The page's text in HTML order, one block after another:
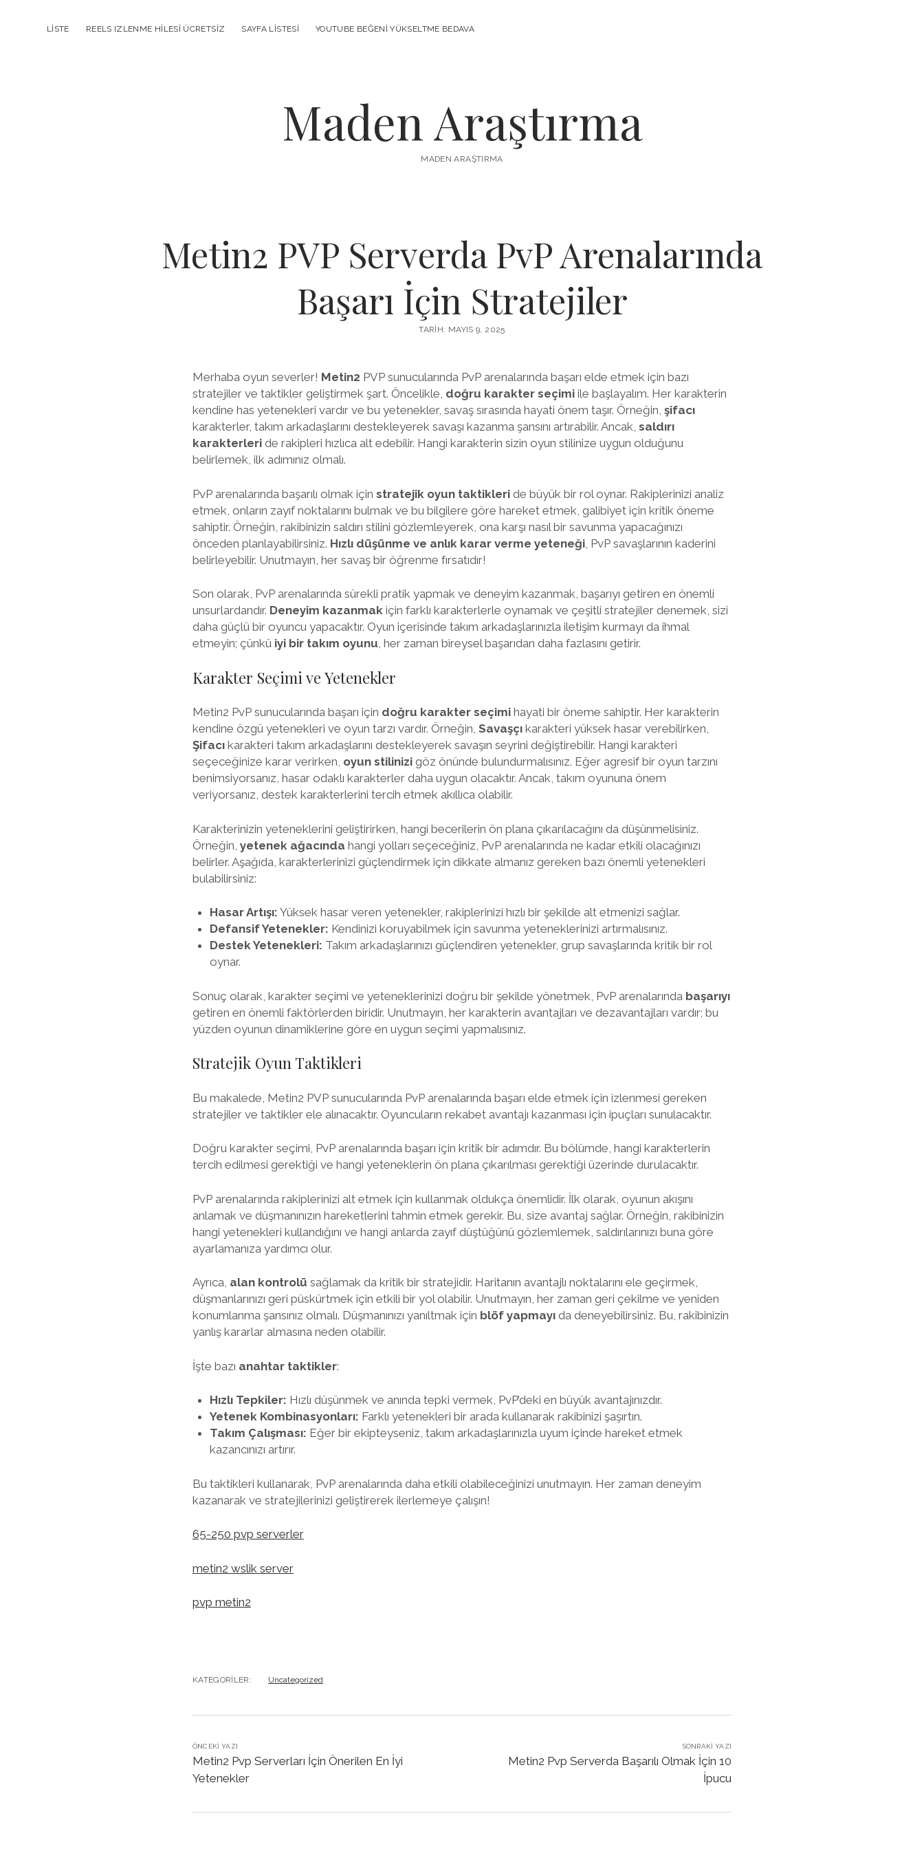
LISTE REELS IZLENME HILESI ÜCRETSIZ SAYFA LISTESI YOUTUBE BEĞENI YÜKSELTME BEDAVA
Maden Araştırma
MADEN ARAŞTIRMA
Metin2 PVP Serverda PvP Arenalarında
Başarı İçin Stratejiler
TARIH: MAYIS 9, 2025
Merhaba oyun severler! Metin2 PVP sunucularında PvP arenalarında başarı elde etmek için bazı
stratejiler ve taktikler geliştirmek şart. Öncelikle, doğru karakter seçimiile başlayalım. Her karakterin
kendine has yetenekleri vardır ve bu yetenekler, savaş sırasında hayati önem taşır. Örneğin, şifacı
karakterler, takım arkadaşlarını destekleyerek savaşı kazanma şansını artırabilir. Ancak, saldırı
karakterleride rakipleri hızlıca alt edebilir. Hangi karakterin sizin oyun stilinize uygun olduğunu
belirlemek, ilk adımınız olmalı.
PvP arenalarında başarılı olmak için stratejik oyun taktikleride büyük bir rol oynar. Rakiplerinizi analiz
etmek, onların zayıf noktalarını bulmak ve bu bilgilere göre hareket etmek, galibiyet için kritik öneme
sahiptir. Örneğin, rakibinizin saldırı stilini gözlemleyerek, ona karşı nasıl bir savunma yapacağınızı
önceden planlayabilirsiniz. Hızlı düşünme ve anlık karar verme yeteneği, PvP savaşlarının kaderini
belirleyebilir. Unutmayın, her savaş bir öğrenme fırsatıdır!
Son olarak, PvP arenalarında sürekli pratik yapmak ve deneyim kazanmak, başarıyı getiren en önemli
unsurlardandır. Deneyim kazanmakiçin farklı karakterlerle oynamak ve çeşitli stratejiler denemek, sizi
daha güçlü bir oyuncu yapacaktır. Oyun içerisinde takım arkadaşlarınızla iletişim kurmayı da ihmal
etmeyin; çünkü iyi bir takım oyunu, her zaman bireysel başarıdan daha fazlasını getirir.
Karakter Seçimi ve Yetenekler
Metin2 PvP sunucularında başarı için doğru karakter seçimihayati bir öneme sahiptir. Her karakterin
kendine özgü yetenekleri ve oyun tarzı vardır. Örneğin, Savaşçıkarakteri yüksek hasar verebilirken,
Şifacıkarakteri takım arkadaşlarını destekleyerek savaşın seyrini değiştirebilir. Hangi karakteri
seçeceğinize karar verirken, oyun stilinizigöz önünde bulundurmalısınız. Eğer agresif bir oyun tarzını
benimsiyorsanız, hasar odaklı karakterler daha uygun olacaktır. Ancak, takım oyununa önem
veriyorsanız, destek karakterlerini tercih etmek akıllıca olabilir.
Karakterinizin yeteneklerini geliştirirken, hangi becerilerin ön plana çıkarılacağını da düşünmelisiniz.
Örneğin, yetenek ağacında hangi yolları seçeceğiniz, PvP arenalarında ne kadar etkili olacağınızı
belirler. Aşağıda, karakterlerinizi güçlendirmek için dikkate almanız gereken bazı önemli yetenekleri
bulabilirsiniz:
Hasar Artışı: Yüksek hasar veren yetenekler, rakiplerinizi hızlı bir şekilde alt etmenizi sağlar.
Defansif Yetenekler: Kendinizi koruyabilmek için savunma yeteneklerinizi artırmalısınız.
Destek Yetenekleri: Takım arkadaşlarınızı güçlendiren yetenekler, grup savaşlarında kritik bir rol
oynar.
Sonuç olarak, karakter seçimi ve yeteneklerinizi doğru bir şekilde yönetmek, PvP arenalarında başarıyı
getiren en önemli faktörlerden biridir. Unutmayın, her karakterin avantajları ve dezavantajları vardır; bu
yüzden oyunun dinamiklerine göre en uygun seçimi yapmalısınız.
Stratejik Oyun Taktikleri
Bu makalede, Metin2 PVP sunucularında PvP arenalarında başarı elde etmek için izlenmesi gereken
stratejiler ve taktikler ele alınacaktır. Oyuncuların rekabet avantajı kazanması için ipuçları sunulacaktır.
Doğru karakter seçimi, PvP arenalarında başarı için kritik bir adımdır. Bu bölümde, hangi karakterlerin
tercih edilmesi gerektiği ve hangi yeteneklerin ön plana çıkarılması gerektiği üzerinde durulacaktır.
PvP arenalarında rakiplerinizi alt etmek için kullanmak oldukça önemlidir. İlk olarak, oyunun akışını
anlamak ve düşmanınızın hareketlerini tahmin etmek gerekir. Bu, size avantaj sağlar. Örneğin, rakibinizin
hangi yetenekleri kullandığını ve hangi anlarda zayıf düştüğünü gözlemlemek, saldırılarınızı buna göre
ayarlamanıza yardımcı olur.
Ayrıca, alan kontrolü sağlamak da kritik bir stratejidir. Haritanın avantajlı noktalarını ele geçirmek,
düşmanlarınızı geri püskürtmek için etkili bir yol olabilir. Unutmayın, her zaman geri çekilme ve yeniden
konumlanma şansınız olmalı. Düşmanınızı yanıltmak için blöf yapmayıda deneyebilirsiniz. Bu, rakibinizin
yanlış kararlar almasına neden olabilir.
İşte bazı anahtar taktikler:
Hızlı Tepkiler: Hızlı düşünmek ve anında tepki vermek, PvP’deki en büyük avantajınızdır.
Yetenek Kombinasyonları: Farklı yetenekleri bir arada kullanarak rakibinizi şaşırtın.
Takım Çalışması: Eğer bir ekipteyseniz, takım arkadaşlarınızla uyum içinde hareket etmek
kazancınızı artırır.
Bu taktikleri kullanarak, PvP arenalarında daha etkili olabileceğinizi unutmayın. Her zaman deneyim
kazanarak ve stratejilerinizi geliştirerek ilerlemeye çalışın!
65-250 pvp serverler
metin2 wslik server
pvp metin2
KATEGORILER: Uncategorized
ÖNCEKI YAZI
Metin2 Pvp Serverları İçin Önerilen En İyi
Yetenekler
SONRAKI YAZI
Metin2 Pvp Serverda Başarılı Olmak İçin 10
İpucu